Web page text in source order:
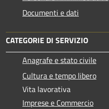
Documenti e dati
CATEGORIE DI SERVIZIO
Anagrafe e stato civile
Cultura e tempo libero
Vita lavorativa
Imprese e Commercio